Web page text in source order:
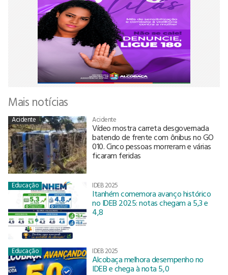
Mais notícias
Acidente Acidente
Vídeo mostra carreta desgovernada
batendo de frente com ônibus no GO
010. Cinco pessoas morreram e várias
ficaram feridas
Educação IDEB 2025
Itanhém comemora avanço histórico
no IDEB 2025: notas chegam a 5,3 e
4,8
Educação IDEB 2025
Alcobaça melhora desempenho no
IDEB e chega à nota 5,0